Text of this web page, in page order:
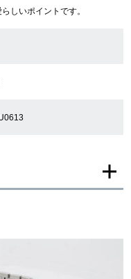
しいポイントです。
場合がございますが、在庫品